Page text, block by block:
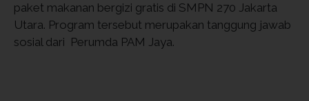
paket makanan bergizi gratis di SMPN 270 Jakarta
Utara. Program tersebut merupakan tanggung jawab
sosial dari Perumda PAM Jaya.